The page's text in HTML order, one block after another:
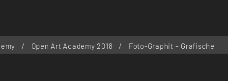
/ Open Art Academy 2018 /
Foto-Graphit – Grafische